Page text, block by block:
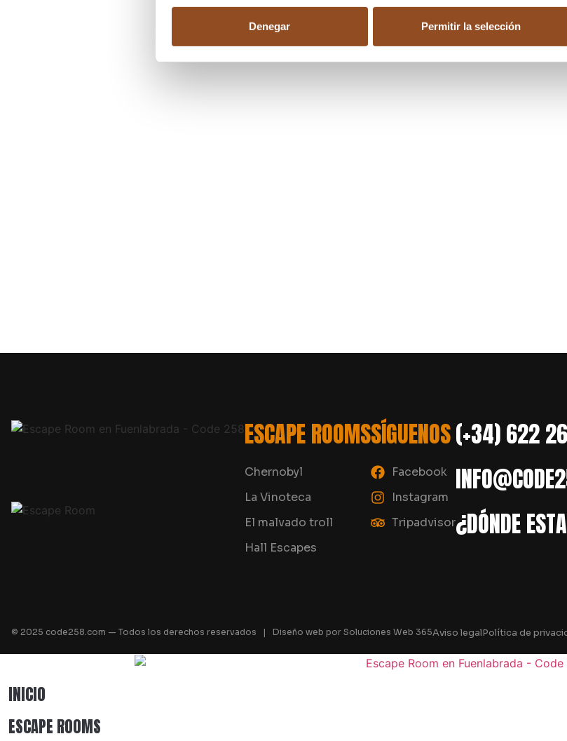
Denegar Permitir la selección
ESCAPE ROOMS
Chernobyl
La Vinoteca
El malvado troll
Hall Escapes
SÍGUENOS
Facebook
Instagram
Tripadvisor
(+34) 622
¿DÓNDE
© 2025 code258.com — Todos los derechos reservados | Diseño web por Soluciones Web 365Aviso legalPolítica de
INICIO
ESCAPE ROOMS